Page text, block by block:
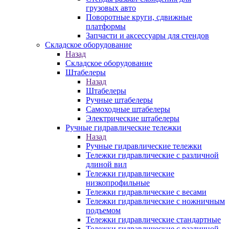
грузовых авто
Поворотные круги, сдвижные
платформы
Запчасти и аксессуары для стендов
Складское оборудование
Назад
Складское оборудование
Штабелеры
Назад
Штабелеры
Ручные штабелеры
Самоходные штабелеры
Электрические штабелеры
Ручные гидравлические тележки
Назад
Ручные гидравлические тележки
Тележки гидравлические с различной
длиной вил
Тележки гидравлические
низкопрофильные
Тележки гидравлические с весами
Тележки гидравлические с ножничным
подъемом
Тележки гидравлические стандартные